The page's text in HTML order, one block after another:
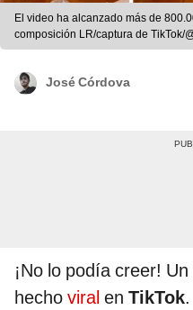
El video ha alcanzado más de
composición LR/captura de TikTok/
José Córdova
¡No lo podía creer!
hecho viral en TikTok